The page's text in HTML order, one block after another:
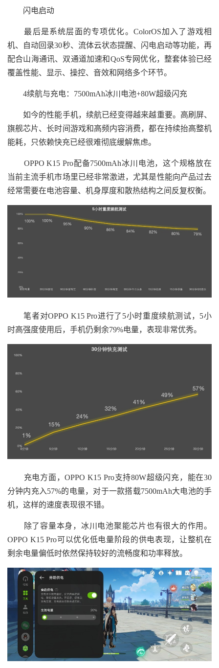
闪电启动
最后是系统层面的专项优化。ColorOS加入了游戏相
机、自动回录30秒、流体云状态提醒、闪电启动等功能，再
配合山海通讯、双通道加速和QoS专网优化，整套体验已经
覆盖性能、显示、操控、音效和网络多个环节。
4续航与充电：7500mAh冰川电池+80W超级闪充
如今的性能手机，续航已经变得越来越重要。高刷屏、
旗舰芯片、长时间游戏和高频内容消费，都在持续抬高整机
能耗，只依赖快充已经很难彻底缓解焦虑。
OPPO K15 Pro配备7500mAh冰川电池，这个规格放在
当前主流手机市场里已经非常激进，尤其是性能向产品过去
经常需要在电池容量、机身厚度和散热结构之间反复权衡。
笔者对OPPO K15 Pro进行了5小时重度续航测试，5小
时高强度使用后，手机仍剩余79%电量，表现非常优秀。
充电方面，OPPO K15 Pro支持80W超级闪充，能在30
分钟内充入57%的电量，对于一款搭载7500mAh大电池的手
机，这样的速度表现很不错。
除了容量本身，冰川电池聚能芯片也有很大的作用。
OPPO K15 Pro可以优化低电量阶段的供电表现，让整机在
剩余电量偏低时依然保持较好的流畅度和功率释放。